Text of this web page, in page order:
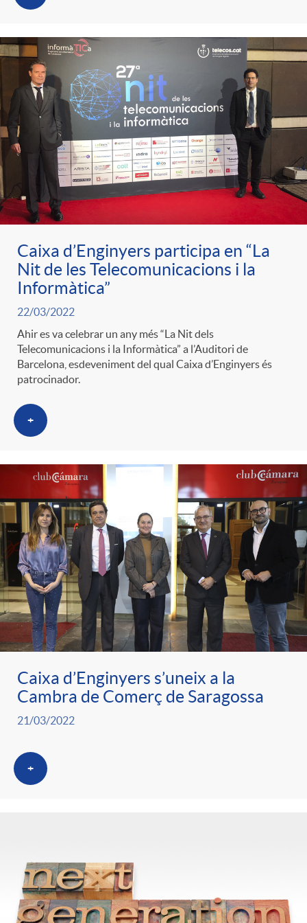
t
r
o
C
a
t
e
g
o
r
i
a
s
g
u
t
s
Caixa d’Enginyers participa en “La
Nit de les Telecomunicacions i la
Informàtica”
22/03/2022
Ahir es va celebrar un any més “La Nit dels
Telecomunicacions i la Informàtica” a l’Auditori de
Barcelona, esdeveniment del qual Caixa d’Enginyers és
patrocinador.
+
Caixa d’Enginyers s’uneix a la
Cambra de Comerç de Saragossa
21/03/2022
+